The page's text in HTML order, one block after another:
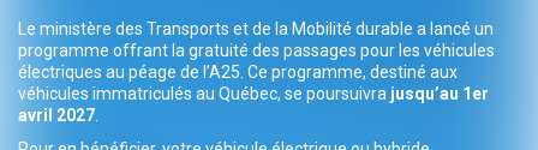
Le ministère des Transports et de la Mobilité durable a lancé un
programme offrant la gratuité des passages pour les véhicules
électriques au péage de l’A25. Ce programme, destiné aux
véhicules immatriculés au Québec, se poursuivra jusqu’au 1er
avril 2027